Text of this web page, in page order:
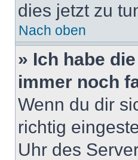
dies jetzt zu
Nach oben
» Ich habe
immer noch
Wenn du dir
richtig
Uhr des